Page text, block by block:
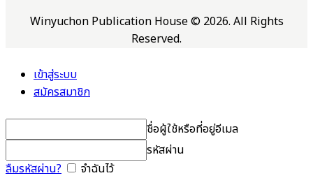
Winyuchon Publication House © 2026. All Rights
Reserved.
เข้าสู่ระบบ
สมัครสมาชิก
ชื่อผู้ใช้หรือที่อยู่อีเมล
รหัสผ่าน
ลืมรหัสผ่าน?
จำฉันไว้